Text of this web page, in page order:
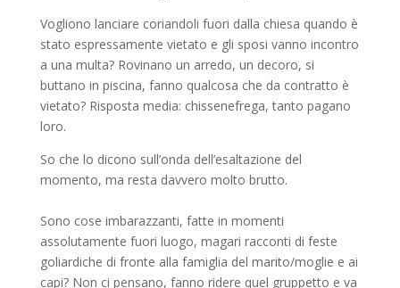
Vogliono lanciare coriandoli fuori dalla chiesa quando è
stato espressamente vietato e gli sposi vanno incontro
a una multa? Rovinano un arredo, un decoro, si
buttano in piscina, fanno qualcosa che da contratto è
vietato? Risposta media: chissenefrega, tanto pagano
loro.
So che lo dicono sull’onda dell’esaltazione del
momento, ma resta davvero molto brutto.
Sono cose imbarazzanti, fatte in momenti
assolutamente fuori luogo, magari racconti di feste
goliardiche di fronte alla famiglia del marito/moglie e ai
capi? Non ci pensano, fanno ridere quel gruppetto e va